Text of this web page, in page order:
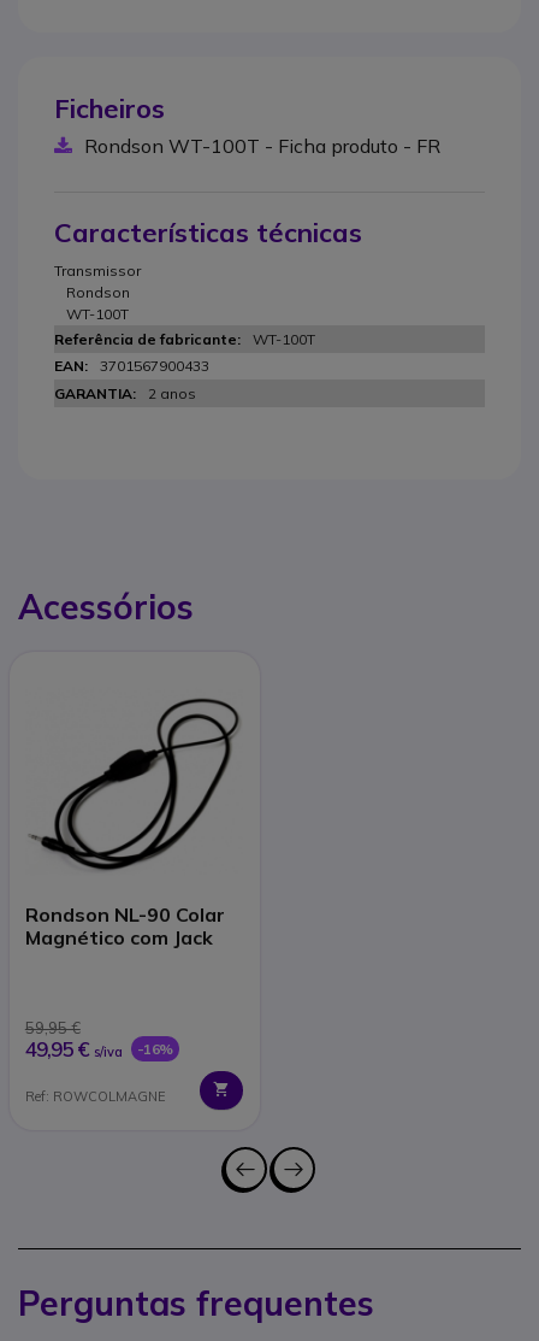
Ficheiros
Rondson WT-100T - Ficha produto - FR
Características técnicas
Transmissor
Rondson
WT-100T
WT-100T
3701567900433
2 anos
Acessórios
Rondson NL-90 Colar
Magnético com Jack
59,95 €
49,95 € s/iva -16%
Ref: ROWCOLMAGNE
Perguntas frequentes